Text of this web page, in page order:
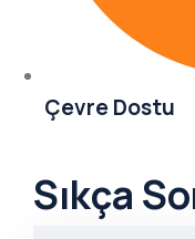
Çevre Dostu
Sıkça